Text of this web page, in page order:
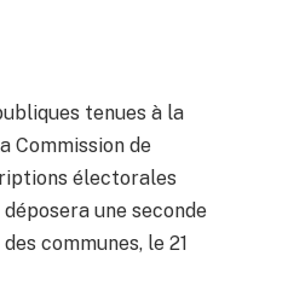
tenues à la
Commission de
électorales
une seconde
communes, le 21